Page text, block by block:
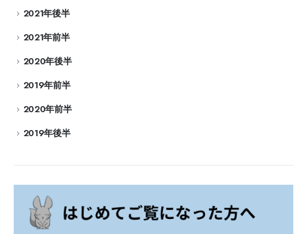
2021年後半
2021年前半
2020年後半
2019年前半
2020年前半
2019年後半